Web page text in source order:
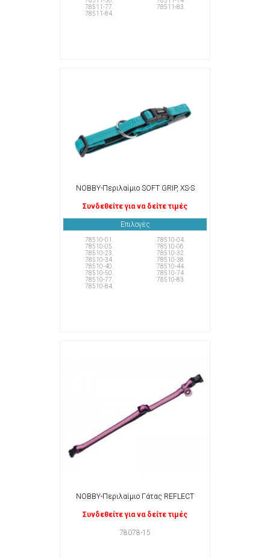
78511-77.
78511-83.
78511-84.
NOBBY-Περιλαίμιο SOFT GRIP, XS-S
Συνδεθείτε για να δείτε τιμές
Επιλογές
78510-01.
78510-04.
78510-05.
78510-06.
78510-23.
78510-32.
78510-34.
78510-38.
78510-40.
78510-44.
78510-50.
78510-74.
78510-77.
78510-83.
78510-84.
NOBBY-Περιλαίμιο Γάτας REFLECT
Συνδεθείτε για να δείτε τιμές
78078-15